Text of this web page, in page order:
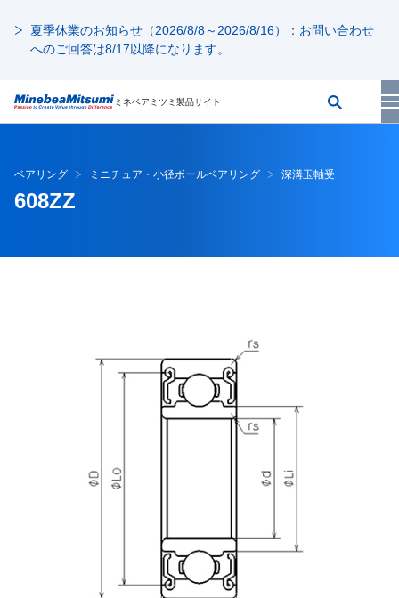
夏季休業のお知らせ（2026/8/8～2026/8/16）：お問い合わせ
へのご回答は8/17以降になります。
ミネベアミツミ製品サイト
ベアリング ミニチュア・小径ボールベアリング 深溝玉軸受
608ZZ